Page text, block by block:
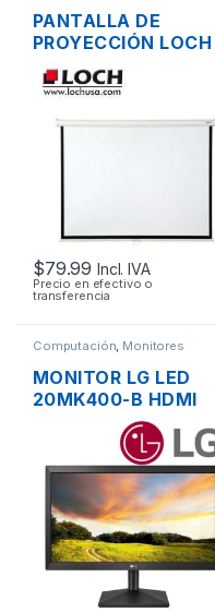
PANTALLA DE
PROYECCIÓN LOCH
MS84 MANUAL
PLEGABLE 177 X
PULGADAS)
$79.99 Incl. IVA
Precio en efectivo o
transferencia
Computación, Monitores
MONITOR LG LED
20MK400-B HDMI
VGA FLAT PANEL
WIDE SCREEN DE
20”